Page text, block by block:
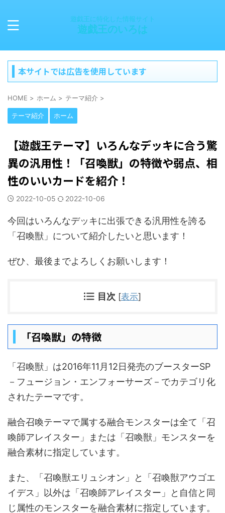
遊戯王に特化した情報サイト
遊戯王のいろは
本サイトでは広告を使用しています
HOME > ホーム > テーマ紹介 >
テーマ紹介 ホーム
【遊戯王テーマ】いろんなデッキに合う驚
異の汎用性！「召喚獣」の特徴や弱点、相
性のいいカードを紹介！
2022-10-05 2022-10-06
今回はいろんなデッキに出張できる汎用性を誇る
「召喚獣」について紹介したいと思います！
ぜひ、最後までよろしくお願いします！
目次 [表示]
「召喚獣」の特徴
「召喚獣」は2016年11月12日発売のブースターSP
－フュージョン・エンフォーサーズ－でカテゴリ化
されたテーマです。
融合召喚テーマで属する融合モンスターは全て「召
喚師アレイスター」または「召喚獣」モンスターを
融合素材に指定しています。
また、「召喚獣エリュシオン」と「召喚獣アウゴエ
イデス」以外は「召喚師アレイスター」と自信と同
じ属性のモンスターを融合素材に指定しています。